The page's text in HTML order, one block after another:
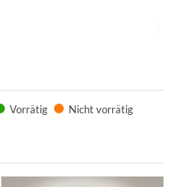
Vorrätig Nicht vorrätig
Info